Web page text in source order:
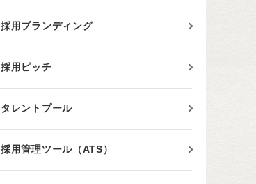
採用ブランディング
採用ピッチ
タレントプール
採用管理ツール（ATS）